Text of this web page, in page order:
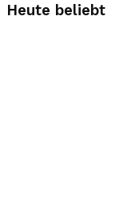
Heute beliebt